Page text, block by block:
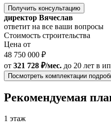
Получить консультацию
директор Вячеслав
ответит на все ваши вопросы
Стоимость строительства
Цена от
48 750 000 ₽
от 321 728 ₽/мес. до 20 лет в
Посмотреть комплектации
Рекомендуемая
1 этаж